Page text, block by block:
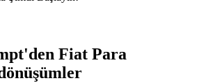
Fiat Para